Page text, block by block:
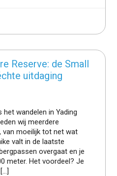
Reserve: de Small
uitdaging
het wandelen in Yading
wij meerdere
van moeilijk tot net wat
valt in de laatste
overgaat en je
meter. Het voordeel? Je